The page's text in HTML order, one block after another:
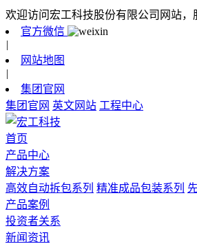
欢迎访问宏工科技股份有限公司网站，
官方微信
|
网站地图
|
集团官网
集团官网 英文网站 工程中心
首页
产品中心
解决方案
高效自动拆包系列 精准成品包装系列
产品案例
投资者关系
新闻资讯